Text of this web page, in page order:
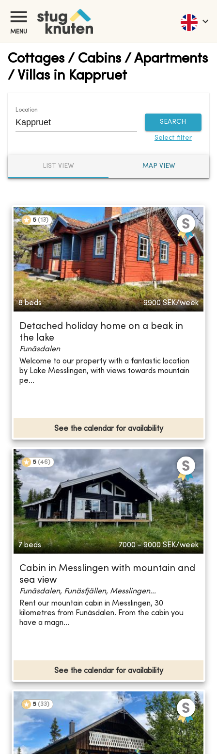
MENU
Cottages / Cabins / Apartments
/ Villas in Kappruet
Location
SEARCH
Select filter
LIST VIEW MAP VIEW
5 (13)
8 beds 9900 SEK/week
Detached holiday home on a beak in
the lake
Funäsdalen
Welcome to our property with a fantastic location
by Lake Messlingen, with views towards mountain
pe...
See the calendar for availability
5 (46)
7 beds 7000 - 9000 SEK/week
Cabin in Messlingen with mountain and
sea view
Funäsdalen, Funäsfjällen, Messlingen...
Rent our mountain cabin in Messlingen, 30
kilometres from Funäsdalen. From the cabin you
have a magn...
See the calendar for availability
5 (33)